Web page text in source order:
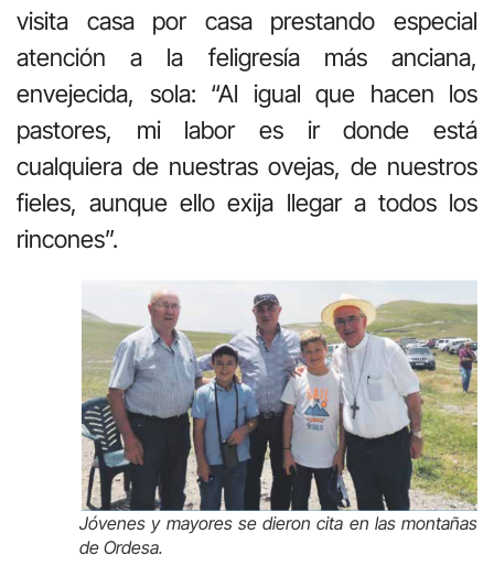
visita casa por casa prestando especial
atención a la feligresía más anciana,
envejecida, sola: “Al igual que hacen los
pastores, mi labor es ir donde está
cualquiera de nuestras ovejas, de nuestros
fieles, aunque ello exija llegar a todos los
rincones”.
Jóvenes y mayores se dieron cita en las montañas
de Ordesa.